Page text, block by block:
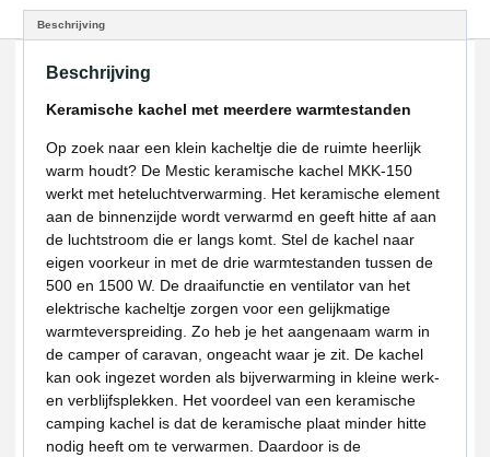
Beschrijving
Beschrijving
Keramische kachel met meerdere warmtestanden
Op zoek naar een klein kacheltje die de ruimte heerlijk
warm houdt? De Mestic keramische kachel MKK-150
werkt met heteluchtverwarming. Het keramische element
aan de binnenzijde wordt verwarmd en geeft hitte af aan
de luchtstroom die er langs komt. Stel de kachel naar
eigen voorkeur in met de drie warmtestanden tussen de
500 en 1500 W. De draaifunctie en ventilator van het
elektrische kacheltje zorgen voor een gelijkmatige
warmteverspreiding. Zo heb je het aangenaam warm in
de camper of caravan, ongeacht waar je zit. De kachel
kan ook ingezet worden als bijverwarming in kleine werk-
en verblijfsplekken. Het voordeel van een keramische
camping kachel is dat de keramische plaat minder hitte
nodig heeft om te verwarmen. Daardoor is de